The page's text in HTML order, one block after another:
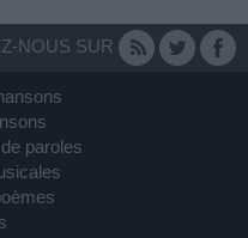
NOUS SUR
paroles